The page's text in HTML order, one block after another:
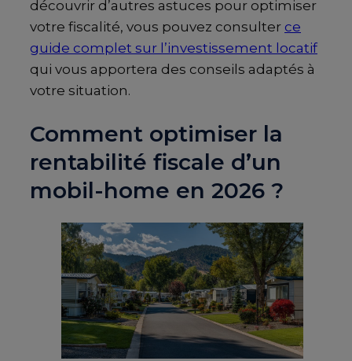
découvrir d’autres astuces pour optimiser
votre fiscalité, vous pouvez consulter ce
guide complet sur l’investissement locatif
qui vous apportera des conseils adaptés à
votre situation.
Comment optimiser la
rentabilité fiscale d’un
mobil-home en 2026 ?